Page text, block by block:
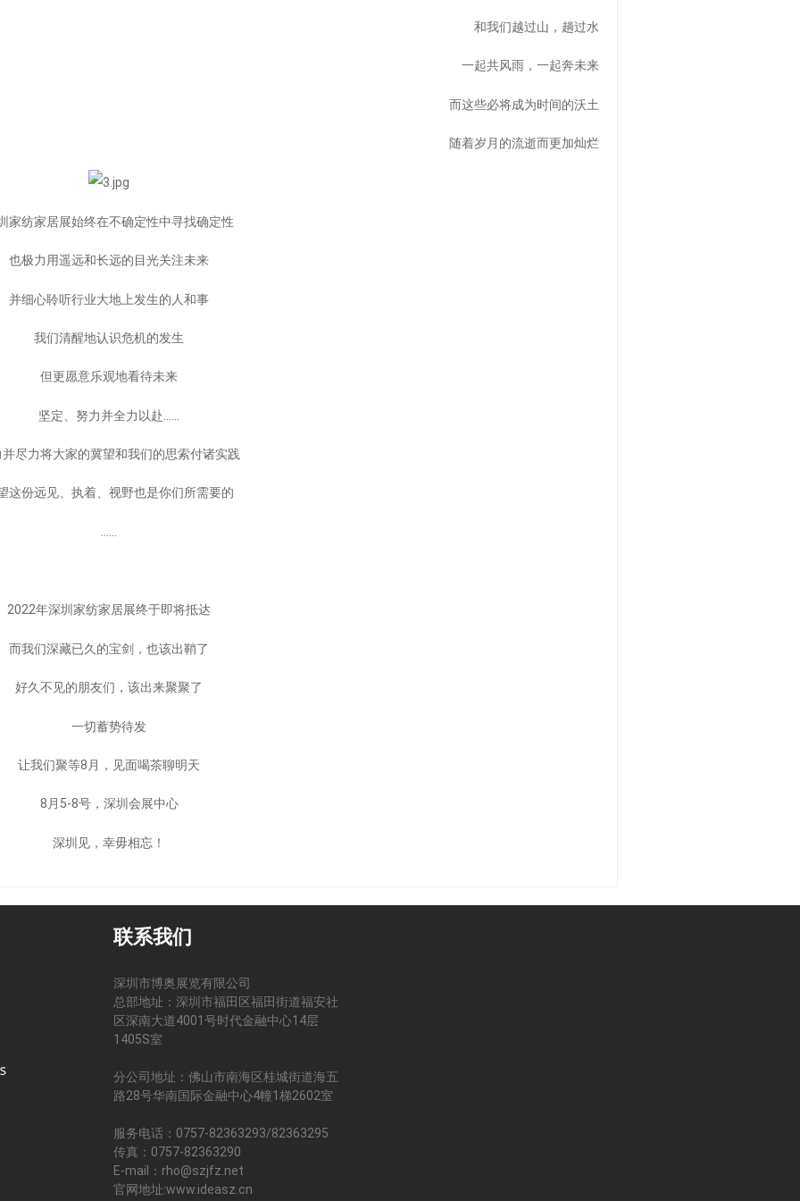
和我们越过山，趟过水
一起共风雨，一起奔未来
而这些必将成为时间的沃土
随着岁月的流逝而更加灿烂
家纺家居展始终在不确定性中寻找确定性
也极力用遥远和长远的目光关注未来
并细心聆听行业大地上发生的人和事
我们清醒地认识危机的发生
但更愿意乐观地看待未来
坚定、努力并全力以赴……
并尽力将大家的冀望和我们的思索付诸实践
这份远见、执着、视野也是你们所需要的
2022年深圳家纺家居展终于即将抵达
而我们深藏已久的宝剑，也该出鞘了
好久不见的朋友们，该出来聚聚了
一切蓄势待发
让我们聚等8月，见面喝茶聊明天
8月5-8号，深圳会展中心
深圳见，幸毋相忘！
联系我们
深圳市博奥展览有限公司
总部地址：深圳市福田区福田街道福安社
区深南大道4001号时代金融中心14层
1405S室
分公司地址：佛山市南海区桂城街道海五
路28号华南国际金融中心4幢1梯2602室
服务电话：0757-82363293/82363295
传真：0757-82363290
E-mail：rho@szjfz.net
官网地址:www.ideasz.cn